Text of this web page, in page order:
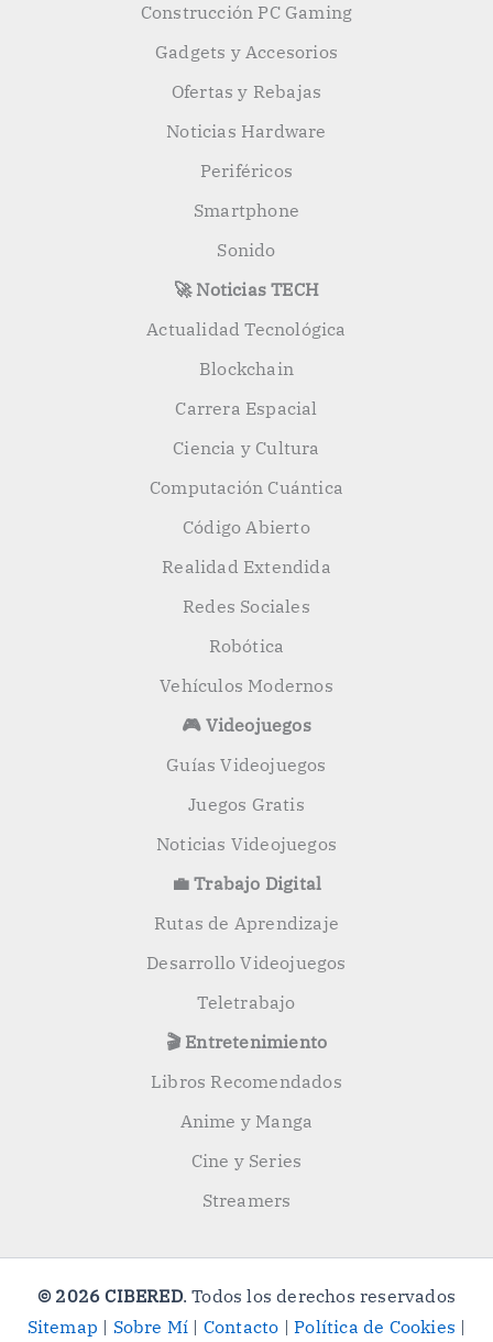
Construcción PC Gaming
Gadgets y Accesorios
Ofertas y Rebajas
Noticias Hardware
Periféricos
Smartphone
Sonido
🚀 Noticias TECH
Actualidad Tecnológica
Blockchain
Carrera Espacial
Ciencia y Cultura
Computación Cuántica
Código Abierto
Realidad Extendida
Redes Sociales
Robótica
Vehículos Modernos
🎮 Videojuegos
Guías Videojuegos
Juegos Gratis
Noticias Videojuegos
💼 Trabajo Digital
Rutas de Aprendizaje
Desarrollo Videojuegos
Teletrabajo
🎬 Entretenimiento
Libros Recomendados
Anime y Manga
Cine y Series
Streamers
© 2026 CIBERED. Todos los derechos reservados
Sitemap | Sobre Mí | Contacto |Política de Cookies |